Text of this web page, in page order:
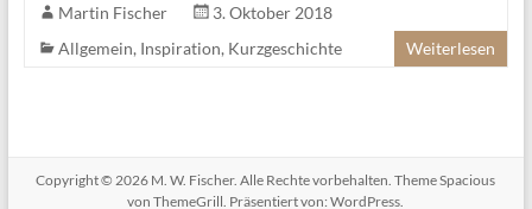
Martin Fischer
3. Oktober 2018
Allgemein, Inspiration, Kurzgeschichte Weiterlesen
Copyright © 2026 M. W. Fischer. Alle Rechte vorbehalten. ThemeSpacious
von ThemeGrill. Präsentiert von:WordPress.